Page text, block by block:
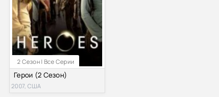
2 Сезон | Все Серии
Герои (2 Сезон)
2007, США